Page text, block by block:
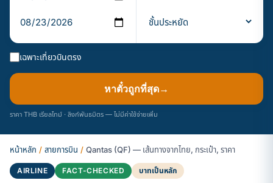
เฉพาะเที่ยวบินตรง
หาตั๋วถูกที่สุด→
ราคา THB เรียลไทม์ · ลิงก์พันธมิตร — ไม่มีค่าใช้จ่ายเพิ่ม
หน้าหลัก / สายการบิน / Qantas (QF) — เส้นทางจากไทย, กระเป๋า, ราคา
AIRLINE FACT-CHECKED บาทเป็นหลัก